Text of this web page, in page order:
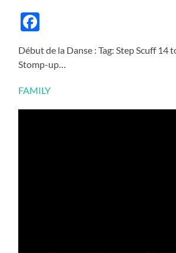
Début de la Danse : Tag: Step Scuff 14
Stomp-up…
FAMILY